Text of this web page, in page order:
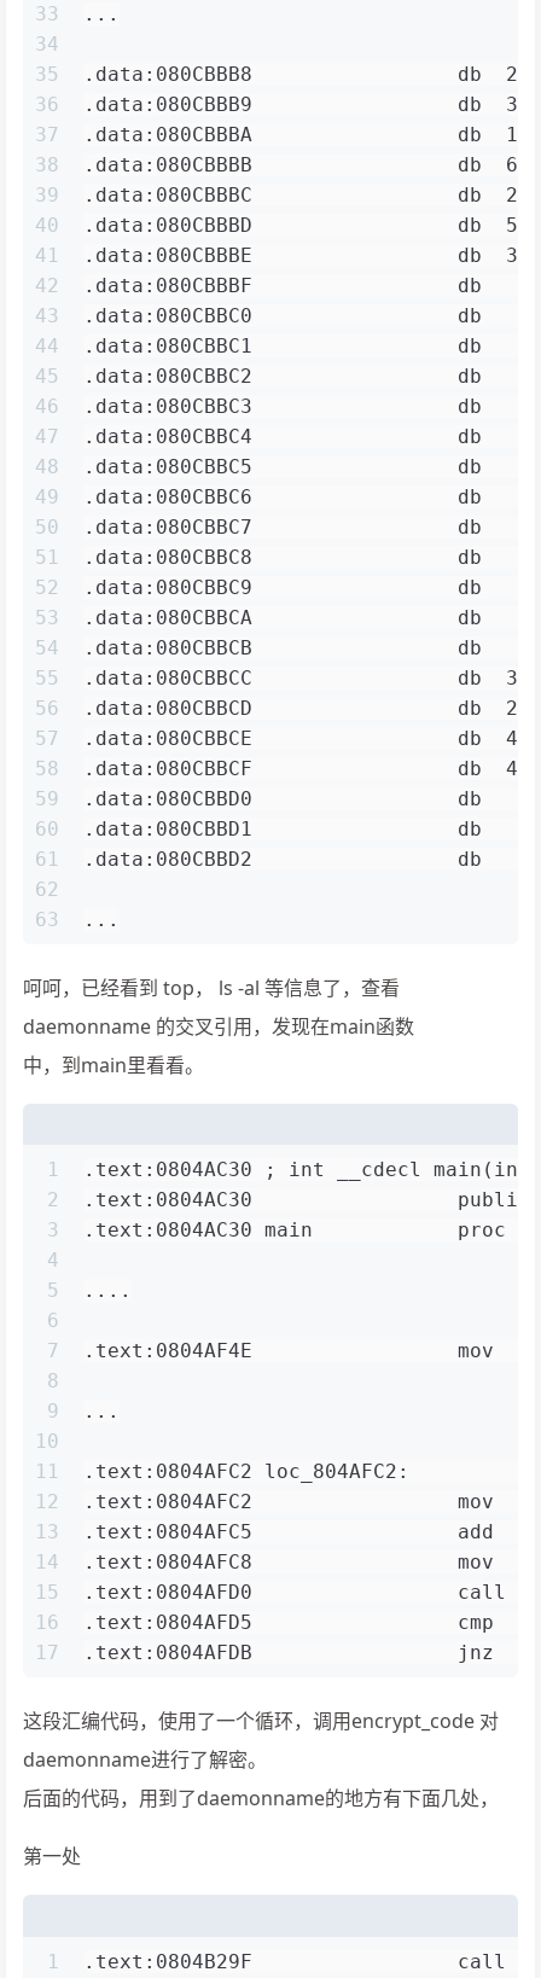
33
34
35
36
37
38
39
40
41
42
43
44
45
46
47
48
49
50
51
52
53
54
55
56
57
58
59
60
61
62
63
...
.data:080CBBB8                 db
.data:080CBBB9                 db
.data:080CBBBA                 db  12h
.data:080CBBBB                 db
.data:080CBBBC                 db
.data:080CBBBD                 db
.data:080CBBBE                 db
.data:080CBBBF                 db    0
.data:080CBBC0                 db    0
.data:080CBBC1                 db    0
.data:080CBBC2                 db    0
.data:080CBBC3                 db    0
.data:080CBBC4                 db    0
.data:080CBBC5                 db    0
.data:080CBBC6                 db    0
.data:080CBBC7                 db    0
.data:080CBBC8                 db    0
.data:080CBBC9                 db    0
.data:080CBBCA                 db    0
.data:080CBBCB                 db    0
.data:080CBBCC                 db
.data:080CBBCD                 db
.data:080CBBCE                 db
.data:080CBBCF                 db
.data:080CBBD0                 db    0
.data:080CBBD1                 db    0
.data:080CBBD2                 db    0
...
呵呵，已经看到 top， ls -al 等信息了，查看
daemonname 的交叉引用，发现在main函数
中，到main里看看。
1
2
3
4
5
6
7
8
9
10
11
12
13
14
15
16
17
.text:0804AC30 ; int __cdecl
.text:0804AC30                 public
.text:0804AC30 main            proc
....
.text:0804AF4E                 mov
...
.text:0804AFC2 loc_804AFC2:
.text:0804AFC2                 mov
.text:0804AFC5                 add
.text:0804AFC8                 mov
.text:0804AFD0                 call
.text:0804AFD5                 cmp
.text:0804AFDB                 jnz
这段汇编代码，使用了一个循环，调用encrypt_code 对
daemonname进行了解密。
后面的代码，用到了daemonname的地方有下面几处，
第一处
1
.text:0804B29F                 call